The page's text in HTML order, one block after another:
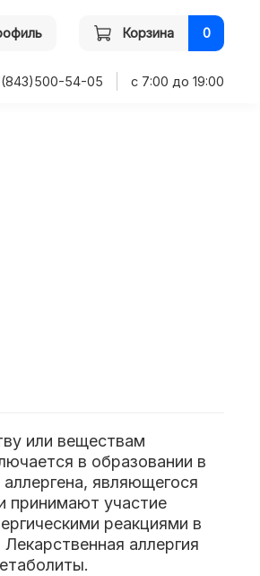
Корзина 0
54-05 с 7:00 до 19:00
или веществам
в образовании в
являющегося
принимают участие
реакциями в
Лекарственная аллергия